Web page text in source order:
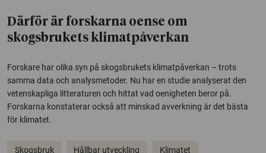
Därför är forskarna oense om
skogsbrukets klimatpåverkan
Forskare har olika syn på skogsbrukets klimatpåverkan – trots
samma data och analysmetoder. Nu har en studie analyserat den
vetenskapliga litteraturen och hittat vad oenigheten beror på.
Forskarna konstaterar också att minskad avverkning är det bästa
för klimatet.
Skogsbruk Hållbar utveckling Klimatet